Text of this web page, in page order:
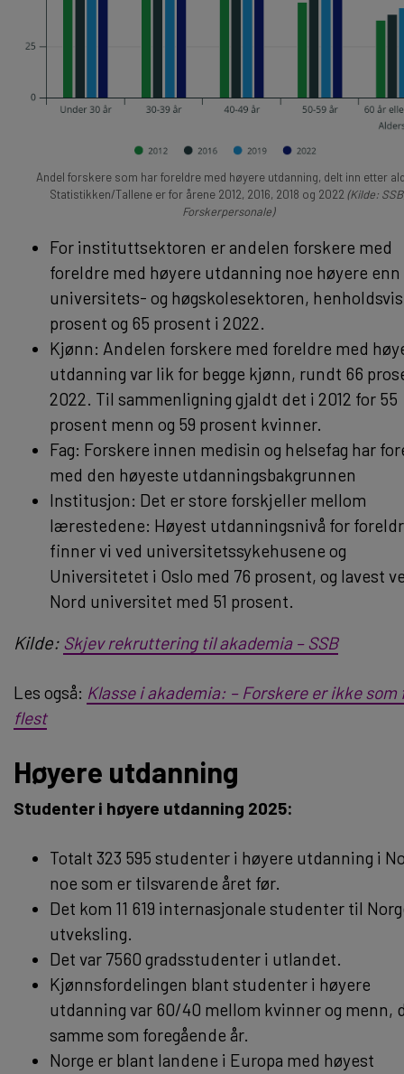
Andel forskere som har foreldre med høyere utdanning, delt inn etter
Statistikken/Tallene er for årene 2012, 2016, 2018 og 2022 (Kilde:
Forskerpersonale)
For instituttsektoren er andelen forskere med
foreldre med høyere utdanning noe høyere enn
universitets- og høgskolesektoren,
prosent og 65 prosent i 2022.
Kjønn: Andelen forskere med foreldre med
utdanning var lik for begge kjønn, rundt 66
2022. Til sammenligning gjaldt det i 2012 for 55
prosent menn og 59 prosent kvinner.
Fag: Forskere innen medisin og helsefag har
med den høyeste utdanningsbakgrunnen
Institusjon: Det er store forskjeller mellom
lærestedene: Høyest utdanningsnivå for
finner vi ved universitetssykehusene og
Universitetet i Oslo med 76 prosent, og lavest
Nord universitet med 51 prosent.
Kilde: Skjev rekruttering til akademia – SSB
Les også: Klasse i akademia: – Forskere er ikke som
flest
Høyere utdanning
Studenter i høyere utdanning 2025:
Totalt 323 595 studenter i høyere utdanning i
noe som er tilsvarende året før.
Det kom 11 619 internasjonale studenter til
utveksling.
Det var 7560 gradsstudenter i utlandet.
Kjønnsfordelingen blant studenter i høyere
utdanning var 60/40 mellom kvinner og menn,
samme som foregående år.
Norge er blant landene i Europa med høyest